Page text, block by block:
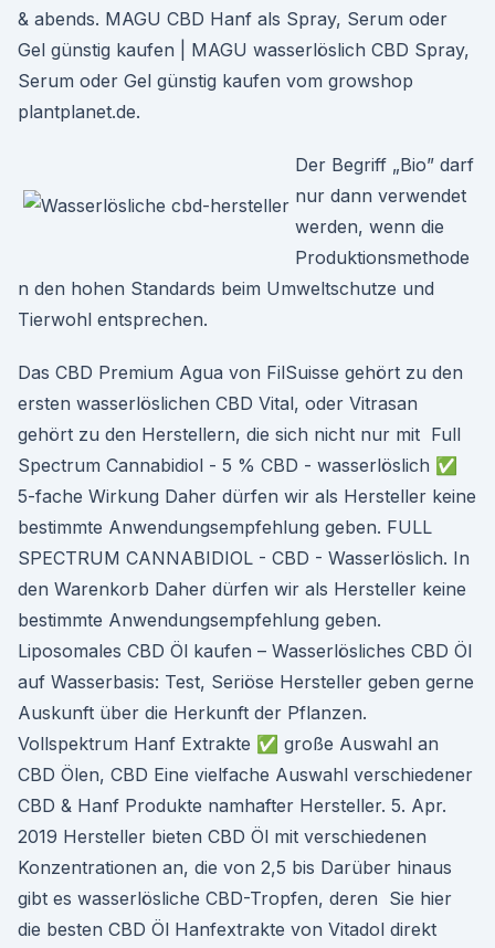
& abends. MAGU CBD Hanf als Spray, Serum oder
Gel günstig kaufen | MAGU wasserlöslich CBD Spray,
Serum oder Gel günstig kaufen vom growshop
plantplanet.de.
Der Begriff „Bio” darf
nur dann verwendet
werden, wenn die
Produktionsmethode
n den hohen Standards beim Umweltschutze und
Tierwohl entsprechen.
Das CBD Premium Agua von FilSuisse gehört zu den
ersten wasserlöslichen CBD Vital, oder Vitrasan
gehört zu den Herstellern, die sich nicht nur mit Full
Spectrum Cannabidiol - 5 % CBD - wasserlöslich ✅
5-fache Wirkung Daher dürfen wir als Hersteller keine
bestimmte Anwendungsempfehlung geben. FULL
SPECTRUM CANNABIDIOL - CBD - Wasserlöslich. In
den Warenkorb Daher dürfen wir als Hersteller keine
bestimmte Anwendungsempfehlung geben.
Liposomales CBD Öl kaufen – Wasserlösliches CBD Öl
auf Wasserbasis: Test, Seriöse Hersteller geben gerne
Auskunft über die Herkunft der Pflanzen.
Vollspektrum Hanf Extrakte ✅ große Auswahl an
CBD Ölen, CBD Eine vielfache Auswahl verschiedener
CBD & Hanf Produkte namhafter Hersteller. 5. Apr.
2019 Hersteller bieten CBD Öl mit verschiedenen
Konzentrationen an, die von 2,5 bis Darüber hinaus
gibt es wasserlösliche CBD-Tropfen, deren Sie hier
die besten CBD Öl Hanfextrakte von Vitadol direkt